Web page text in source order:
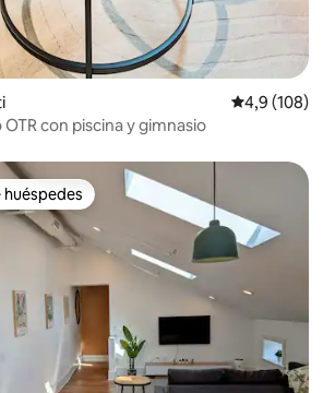
Calificación
4,9 (108)
con piscina y gimnasio
huéspedes más destacados